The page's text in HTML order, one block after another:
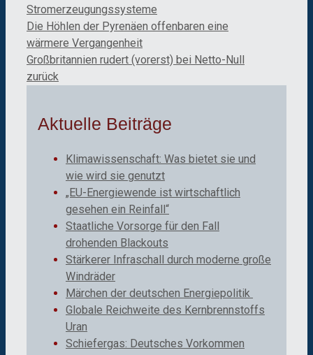
Stromerzeugungssysteme
Die Höhlen der Pyrenäen offenbaren eine
wärmere Vergangenheit
Großbritannien rudert (vorerst) bei Netto-Null
zurück
Aktuelle Beiträge
Klimawissenschaft: Was bietet sie und
wie wird sie genutzt
„EU-Energiewende ist wirtschaftlich
gesehen ein Reinfall“
Staatliche Vorsorge für den Fall
drohenden Blackouts
Stärkerer Infraschall durch moderne große
Windräder
Märchen der deutschen Energiepolitik
Globale Reichweite des Kernbrennstoffs
Uran
Schiefergas: Deutsches Vorkommen